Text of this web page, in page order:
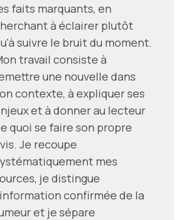
faits marquants, en
à éclairer plutôt
suivre le bruit du moment.
travail consiste à
une nouvelle dans
contexte, à expliquer ses
et à donner au lecteur
quoi se faire son propre
Je recoupe
mes
je distingue
confirmée de la
et je sépare